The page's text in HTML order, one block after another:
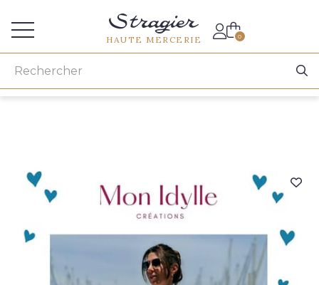
HAUTE MERCERIE 0